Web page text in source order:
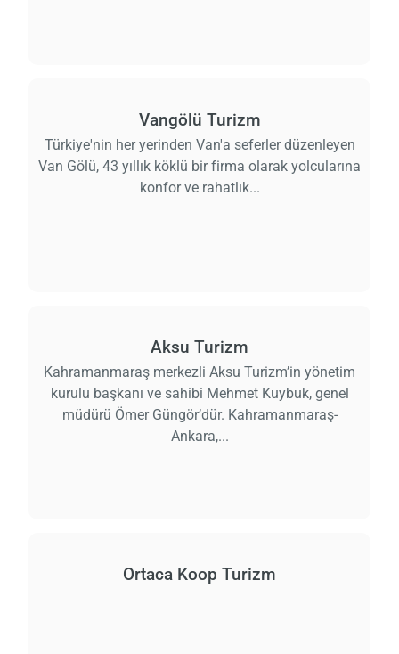
Vangölü Turizm
Türkiye'nin her yerinden Van'a seferler düzenleyen
Van Gölü, 43 yıllık köklü bir firma olarak yolcularına
konfor ve rahatlık...
Aksu Turizm
Kahramanmaraş merkezli Aksu Turizm’in yönetim
kurulu başkanı ve sahibi Mehmet Kuybuk, genel
müdürü Ömer Güngör’dür. Kahramanmaraş-
Ankara,...
Ortaca Koop Turizm